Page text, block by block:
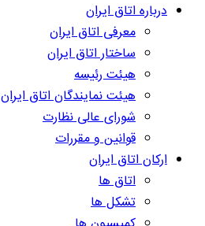
درباره اتاق ایران
معرفی اتاق ایران
ساختار اتاق ایران
هیئت رئیسه
هیئت نمایندگان اتاق ایران
شورای عالی نظارت
قوانین و مقررات
ارکان اتاق ایران
اتاق ها
تشکل ها